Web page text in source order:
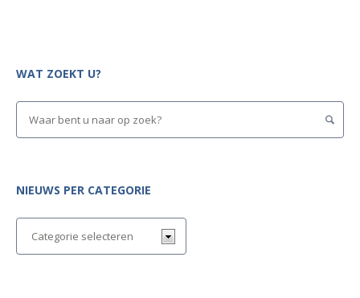
WAT ZOEKT U?
NIEUWS PER CATEGORIE